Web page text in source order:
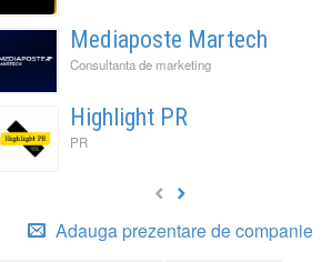
Mediaposte Martech
Consultanta de marketing
Highlight PR
PR
Adauga prezentare de companie